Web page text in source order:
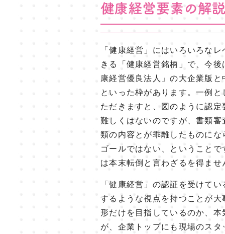
「健康経営」にはいろいろな
きる「健康経営銘柄」で、今
康経営優良法人」の大企業版
といった枠があります。一例
ただきますと、図のように認
難しくはないのですが、書類
類の内容とが乖離したものに
ゴールではない、ということ
は本末転倒と言わざるを得ませ
「健康経営」の認証を受けて
するような視点を持つことが
形だけを目指しているのか、
が、企業トップにも現場のス